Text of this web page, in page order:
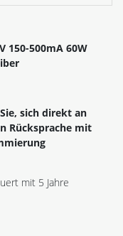
150-500mA 60W
sich direkt an
Rücksprache mit
mit 5 Jahre